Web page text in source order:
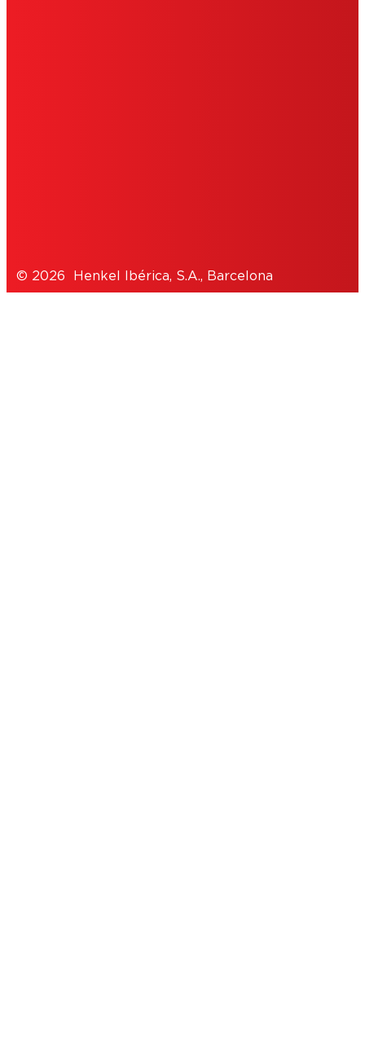
© 2026 Henkel Ibérica, S.A., Barcelona